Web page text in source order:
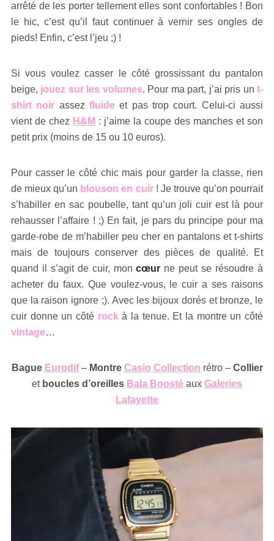
arrêté de les porter tellement elles sont confortables ! Bon
le hic, c’est qu’il faut continuer à vernir ses ongles de
pieds! Enfin, c’est l’jeu ;) !
Si vous voulez casser le côté grossissant du pantalon
beige, jouez sur les volumes. Pour ma part, j’ai pris unt-
shirt noir assezfluide et pas trop court. Celui-ci aussi
vient de chez H&M : j’aime la coupe des manches et son
petit prix (moins de 15 ou 10 euros).
Pour casser le côté chic mais pour garder la classe, rien
de mieux qu’un blouson en cuir ! Je trouve qu’on pourrait
s’habiller en sac poubelle, tant qu’un joli cuir est là pour
rehausser l’affaire ! ;) En fait, je pars du principe pour ma
garde-robe de m’habiller peu cher en pantalons et t-shirts
mais de toujours conserver des pièces de qualité. Et
quand il s’agit de cuir, moncœur ne peut se résoudre à
acheter du faux. Que voulez-vous, le cuir a ses raisons
que la raison ignore ;). Avec les bijoux dorés et bronze, le
cuir donne un côté rockà la tenue. Et la montre un côté
vintage…
Bague Eurodif –Montre Casio Collection rétro –Collier
etboucles d’oreilles Bala Boosté aux Galeries
Lafayette